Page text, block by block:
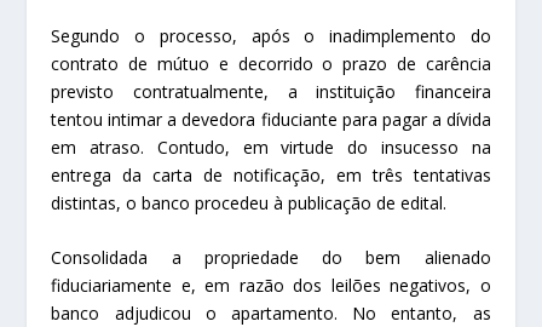
Segundo o processo, após o inadimplemento do
contrato de mútuo e decorrido o prazo de carência
previsto contratualmente, a instituição financeira
tentou intimar a devedora fiduciante para pagar a dívida
em atraso. Contudo, em virtude do insucesso na
entrega da carta de notificação, em três tentativas
distintas, o banco procedeu à publicação de edital.
Consolidada a propriedade do bem alienado
fiduciariamente e, em razão dos leilões negativos, o
banco adjudicou o apartamento. No entanto, as